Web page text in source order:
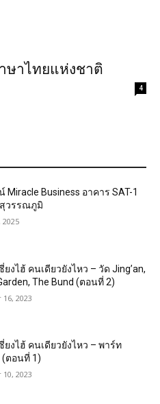
าษาไทยแห่งชาติ
4
Miracle Business อาคาร SAT-1
วรรณภูมิ
ยงไฮ้ คนเดียวยังไหว – วัด Jing’an,
The Bund (ตอนที่ 2)
2023
ยงไฮ้ คนเดียวยังไหว – พาร์ท
(ตอนที่ 1)
2023